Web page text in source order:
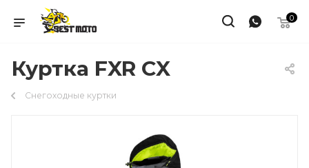
0
Куртка FXR CX
Снегоходные куртки